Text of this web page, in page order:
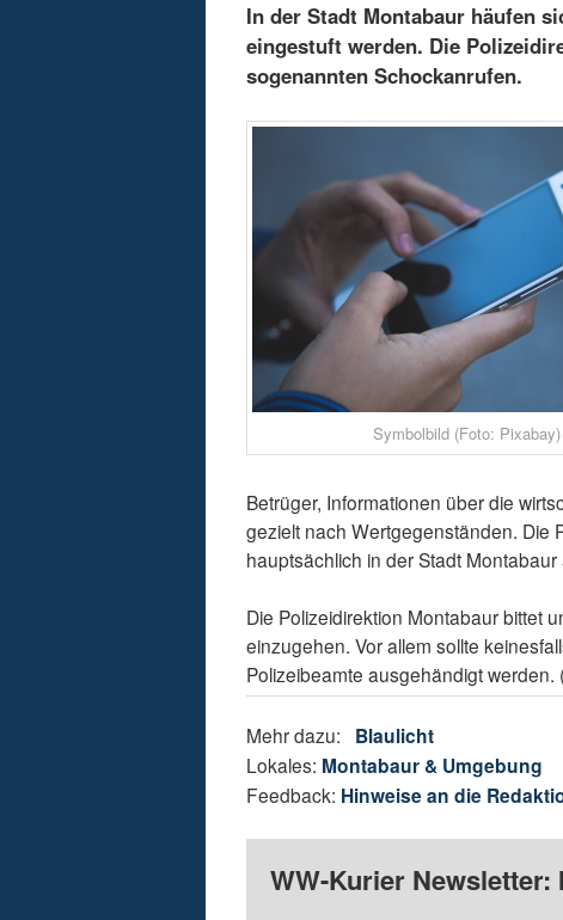
In der Stadt Montabaur häufen
eingestuft werden. Die
sogenannten Schockanrufen.
Symbolbild (Foto: Pixabay)
Betrüger, Informationen über die
gezielt nach Wertgegenständen. Die
hauptsächlich in der Stadt Montabaur
Die Polizeidirektion Montabaur bittet
einzugehen. Vor allem sollte
Polizeibeamte ausgehändigt werden.
Mehr dazu: Blaulicht
Lokales: Montabaur & Umgebung
Feedback: Hinweise an die
WW-Kurier